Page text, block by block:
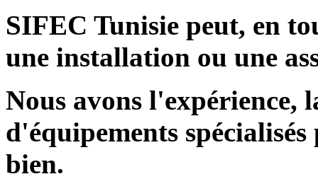
SIFEC Tunisie peut, en
une installation ou une
Nous avons l'expérience,
d'équipements
bien.